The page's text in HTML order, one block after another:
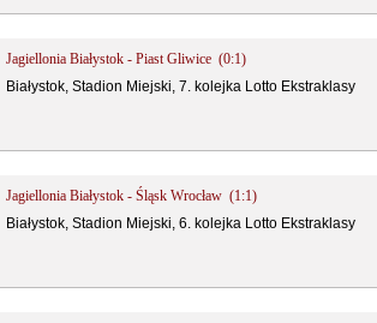
Jagiellonia Białystok - Piast Gliwice (0:1)
Białystok, Stadion Miejski, 7. kolejka Lotto Ekstraklasy
Jagiellonia Białystok - Śląsk Wrocław (1:1)
Białystok, Stadion Miejski, 6. kolejka Lotto Ekstraklasy